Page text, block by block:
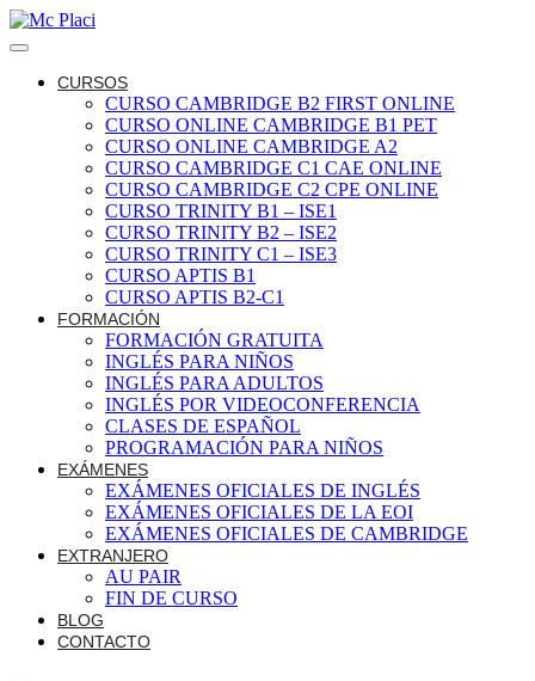
CURSOS
CURSO CAMBRIDGE B2 FIRST ONLINE
CURSO ONLINE CAMBRIDGE B1 PET
CURSO ONLINE CAMBRIDGE A2
CURSO CAMBRIDGE C1 CAE ONLINE
CURSO CAMBRIDGE C2 CPE ONLINE
CURSO TRINITY B1 – ISE1
CURSO TRINITY B2 – ISE2
CURSO TRINITY C1 – ISE3
CURSO APTIS B1
CURSO APTIS B2-C1
FORMACIÓN
FORMACIÓN GRATUITA
INGLÉS PARA NIÑOS
INGLÉS PARA ADULTOS
INGLÉS POR VIDEOCONFERENCIA
CLASES DE ESPAÑOL
PROGRAMACIÓN PARA NIÑOS
EXÁMENES
EXÁMENES OFICIALES DE INGLÉS
EXÁMENES OFICIALES DE LA EOI
EXÁMENES OFICIALES DE CAMBRIDGE
EXTRANJERO
AU PAIR
FIN DE CURSO
BLOG
CONTACTO